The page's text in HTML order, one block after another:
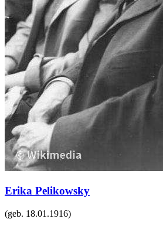
Erika Pelikowsky
(geb. 18.01.1916)